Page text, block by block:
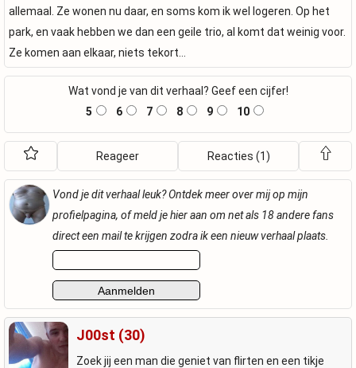
allemaal. Ze wonen nu daar, en soms kom ik wel logeren. Op het
park, en vaak hebben we dan een geile trio, al komt dat weinig voor.
Ze komen aan elkaar, niets tekort…
Wat vond je van dit verhaal? Geef een cijfer!
5
6 7 8 9 10
Reageer Reacties (1)
Vond je dit verhaal leuk? Ontdek meer over mij op mijn
profielpagina, of meld je hier aan om net als 18 andere fans
direct een mail te krijgen zodra ik een nieuw verhaal plaats.
J00st (30)
Zoek jij een man die geniet van flirten en een tikje